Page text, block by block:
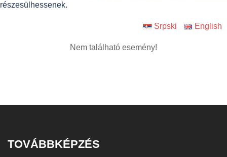
részesülhessenek.
Srpski English
Nem található esemény!
TOVÁBBKÉPZÉS